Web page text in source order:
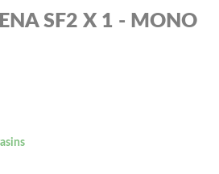
SF2 X 1 - MONO